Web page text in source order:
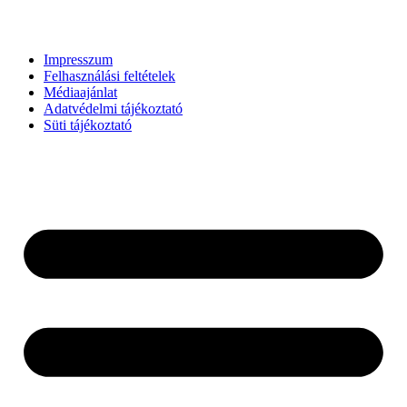
Impresszum
Felhasználási feltételek
Médiaajánlat
Adatvédelmi tájékoztató
Süti tájékoztató